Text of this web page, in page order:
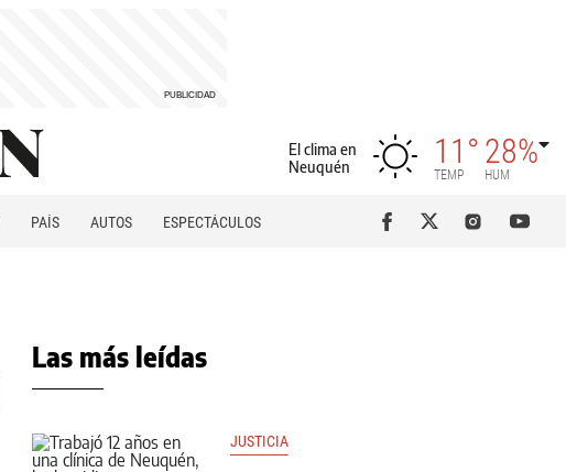
El clima en
Neuquén
11°
TEMP
28%
HUM
PAÍS AUTOS
ESPECTÁCULOS
Las más leídas
JUSTICIA